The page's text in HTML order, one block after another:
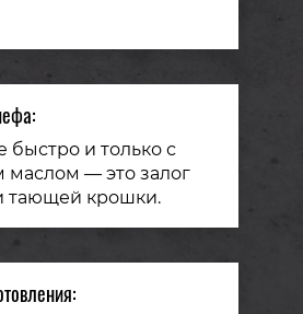
быстро и только с
маслом — это залог
тающей крошки.